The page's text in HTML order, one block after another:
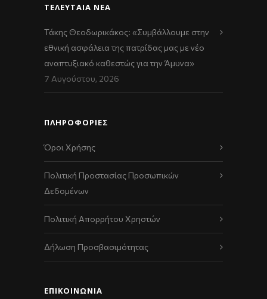
ΤΕΛΕΥΤΑΊΑ ΝΈΑ
Τάκης Θεοδωρικάκος: «Συμβάλλουμε στην
εθνική ασφάλεια της πατρίδας μας με νέο
αναπτυξιακό καθεστώς για την Άμυνα»
7 Αυγούστου, 2026
ΠΛΗΡΟΦΟΡΙΕΣ
Όροι Χρήσης
Πολιτική Προστασίας Προσωπικών
Δεδομένων
Πολιτική Απορρήτου Χρηστών
Δήλωση Προσβασιμότητας
ΕΠΙΚΟΙΝΩΝΊΑ